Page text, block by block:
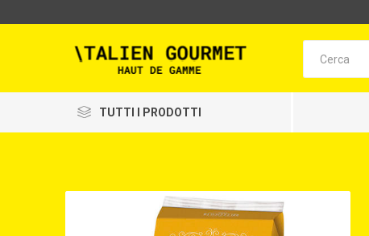
TUTTI I PRODOTTI